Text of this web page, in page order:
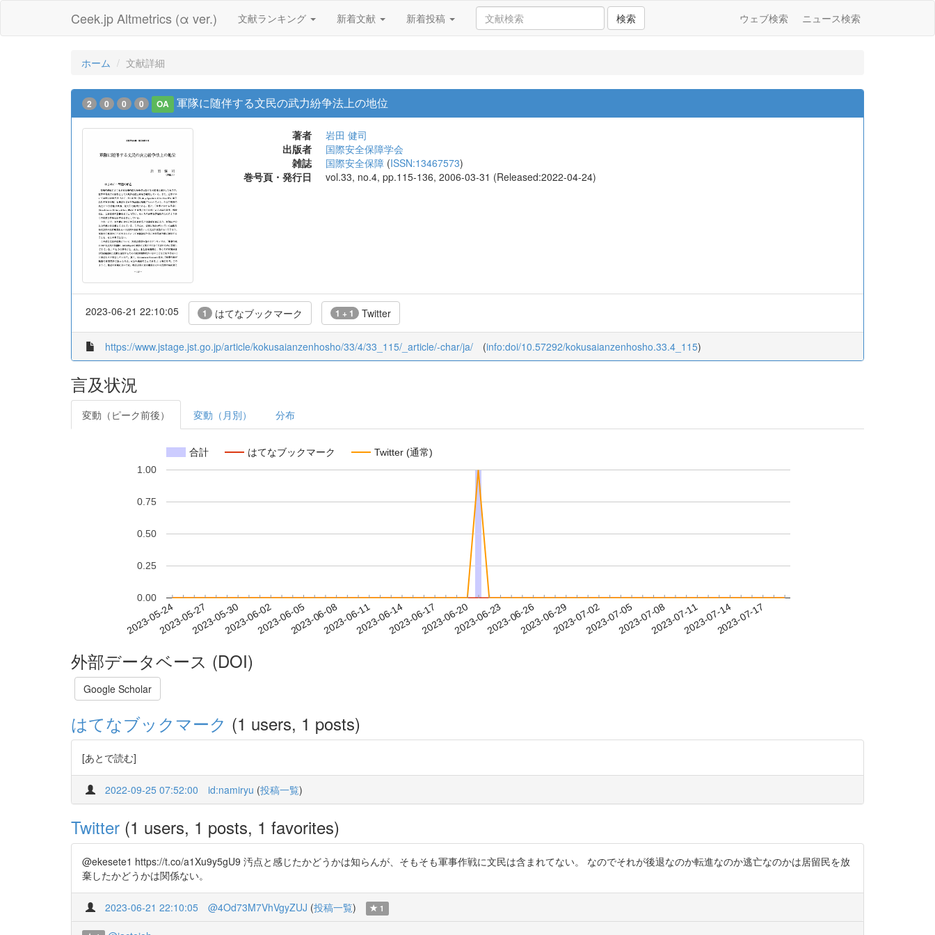
Ceek.jp Altmetrics (α ver.) 文献ランキング 新着文献 新着投稿 検索 ウェブ検索 ニュース検索
ホーム 文献詳細
2 0 0 0 OA 軍隊に随伴する文民の武力紛争法上の地位
著者
岩田 健司
出版者
国際安全保障学会
雑誌
国際安全保障 (ISSN:13467573)
巻号頁・発行日
vol.33, no.4, pp.115-136, 2006-03-31 (Released:2022-04-24)
2023-06-21 22:10:05 1 はてなブックマーク 1 + 1 Twitter
https://www.jstage.jst.go.jp/article/kokusaianzenhosho/33/4/33_115/_article/-char/ja/ (info:doi/10.57292/kokusaianzenhosho.33.4_115)
言及状況
変動（ピーク前後） 変動（月別） 分布
合計 はてなブックマーク Twitter (通常)
2023-05-242023-05-272023-05-302023-06-022023-06-052023-06-082023-06-112023-06-142023-06-172023-06-202023-06-232023-06-262023-06-292023-07-022023-07-052023-07-082023-07-112023-07-142023-07-17
0.00
0.25
0.50
0.75
1.00
外部データベース (DOI)
Google Scholar
はてなブックマーク (1 users, 1 posts)
[あとで読む]
2022-09-25 07:52:00 id:namiryu (投稿一覧)
Twitter (1 users, 1 posts, 1 favorites)
@ekesete1 https://t.co/a1Xu9y5gU9 汚点と感じたかどうかは知らんが、そもそも軍事作戦に文民は含まれてない。 なのでそれが後退なのか転進なのか逃亡なのかは居留民を放
棄したかどうかは関係ない。
2023-06-21 22:10:05 @4Od73M7VhVgyZUJ (投稿一覧) 1